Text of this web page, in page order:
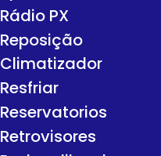
Rádio PX
Reposição
Climatizador
Resfriar
Reservatorios
Retrovisores